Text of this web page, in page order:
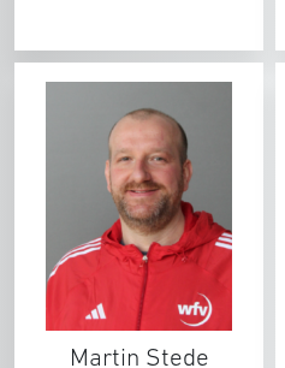
Martin Stede